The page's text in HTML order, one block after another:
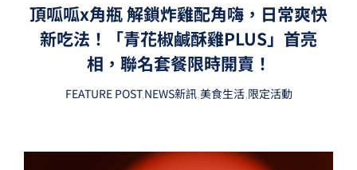
頂呱呱x角瓶 解鎖炸雞配角嗨，日常爽快
新吃法！「青花椒鹹酥雞PLUS」首亮
相，聯名套餐限時開賣！
FEATURE POST,NEWS新訊,美食生活,限定活動